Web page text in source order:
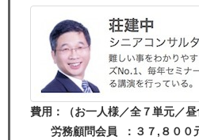
費用：（お一人様／全７単元／昼
労務顧問会員 ：３７,８００